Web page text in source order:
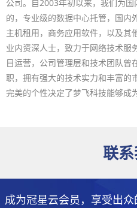
公司。自2003年初以来，我们为
的，专业级的数据中心托管，国内
主机租用，商务应用软件，以及其
业内资深人士，致力于网络技术服
目运营，公司管理层和技术团队
职，拥有强大的技术实力和丰富的
完美的个性决定了梦飞科技能够
联
成为冠星云会员，享受出